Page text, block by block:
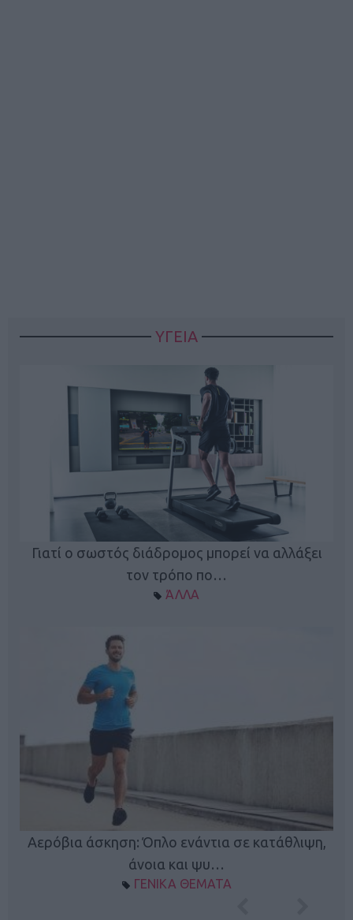
ΥΓΕΙΑ
Γιατί ο σωστός διάδρομος μπορεί να αλλάξει
τον τρόπο πο…
ΆΛΛΑ
Αερόβια άσκηση: Όπλο ενάντια σε κατάθλιψη,
άνοια και ψυ…
ΓΕΝΙΚΑ ΘΕΜΑΤΑ